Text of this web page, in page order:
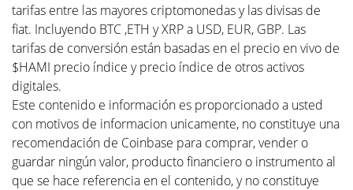
tarifas entre las mayores criptomonedas y las divisas de
fiat. Incluyendo BTC ,ETH y XRP a USD, EUR, GBP. Las
tarifas de conversión están basadas en el precio en vivo de
$HAMI precio índice y precio índice de otros activos
digitales.
Este contenido e información es proporcionado a usted
con motivos de informacion unicamente, no constituye una
recomendación de Coinbase para comprar, vender o
guardar ningún valor, producto financiero o instrumento al
que se hace referencia en el contenido, y no constituye